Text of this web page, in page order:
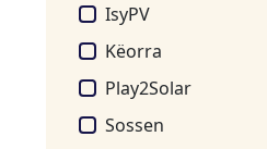
IsyPV
Këorra
Play2Solar
Sossen